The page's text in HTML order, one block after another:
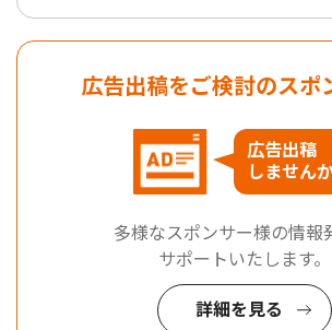
広告出稿をご検討のスポ
広告出稿
しません
多様なスポンサー様の情報
サポートいたします。
詳細を見る